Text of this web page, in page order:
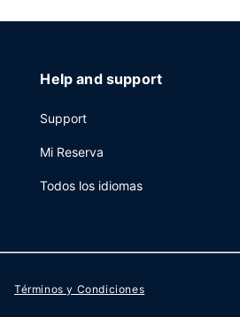
Help and support
Support
Mi Reserva
Todos los idiomas
Términos y Condiciones